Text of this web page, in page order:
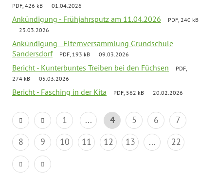
PDF, 426 kB 01.04.2026
Ankündigung - Frühjahrsputz am 11.04.2026
PDF, 240 kB
23.03.2026
Ankündigung - Elternversammlung Grundschule
Sandersdorf
PDF, 193 kB 09.03.2026
Bericht - Kunterbuntes Treiben bei den Füchsen
PDF,
274 kB
05.03.2026
Bericht - Fasching in der Kita PDF, 562 kB 20.02.2026
1 ... 4 5 6
7
8
9 10 11 12 13 ... 22